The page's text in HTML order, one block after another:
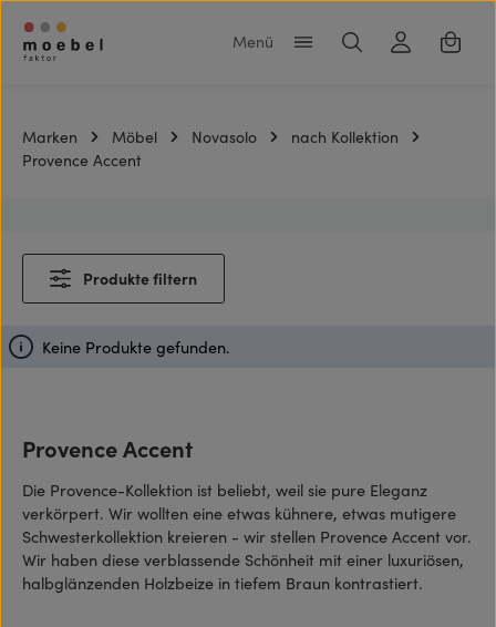
Zum Hauptinhalt springen
Marken Möbel Novasolo
nach Kollektion
Provence Accent
Produkte filtern
Keine Produkte gefunden.
Provence Accent
Die Provence-Kollektion ist beliebt, weil sie pure Eleganz
verkörpert. Wir wollten eine etwas kühnere, etwas mutigere
Schwesterkollektion kreieren - wir stellen Provence Accent vor.
Wir haben diese verblassende Schönheit mit einer luxuriösen,
halbglänzenden Holzbeize in tiefem Braun kontrastiert.